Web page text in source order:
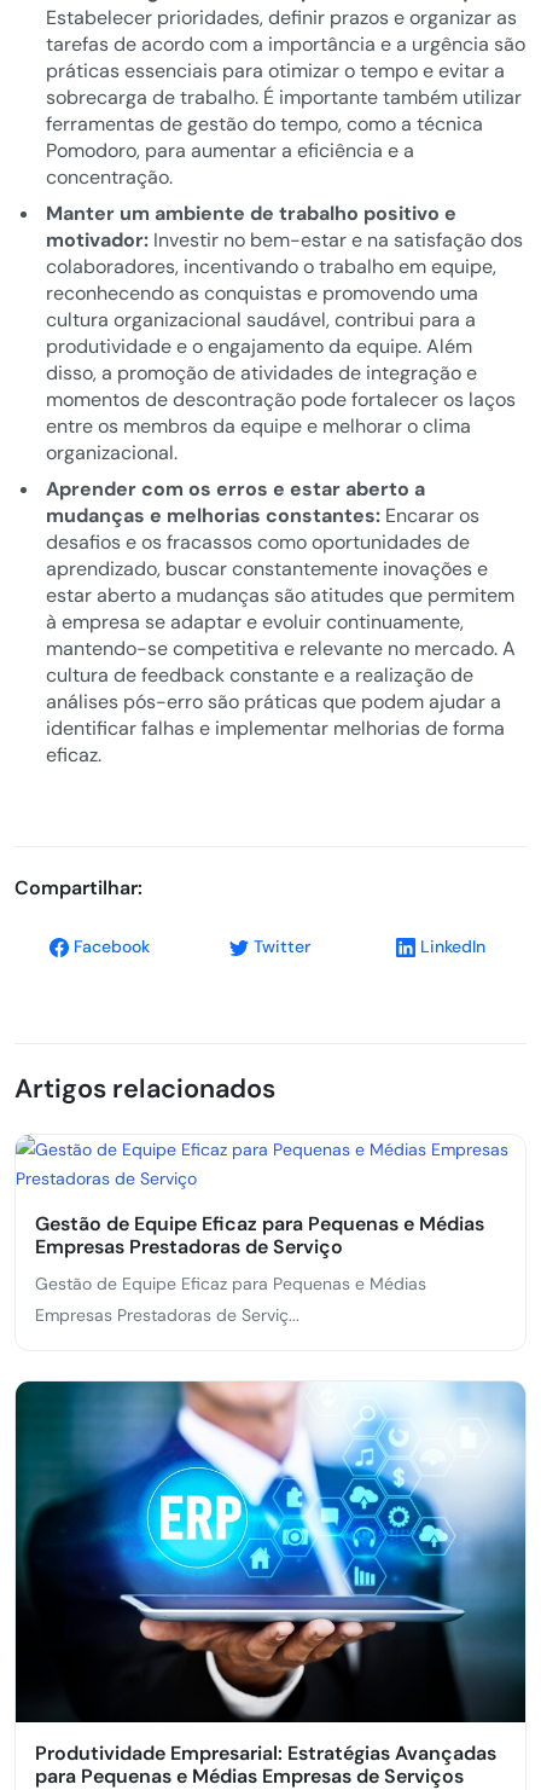
Estabelecer prioridades, definir prazos e organizar as
tarefas de acordo com a importância e a urgência são
práticas essenciais para otimizar o tempo e evitar a
sobrecarga de trabalho. É importante também utilizar
ferramentas de gestão do tempo, como a técnica
Pomodoro, para aumentar a eficiência e a
concentração.
Manter um ambiente de trabalho positivo e
motivador:Investir no bem-estar e na satisfação dos
colaboradores, incentivando o trabalho em equipe,
reconhecendo as conquistas e promovendo uma
cultura organizacional saudável, contribui para a
produtividade e o engajamento da equipe. Além
disso, a promoção de atividades de integração e
momentos de descontração pode fortalecer os laços
entre os membros da equipe e melhorar o clima
organizacional.
Aprender com os erros e estar aberto a
mudanças e melhorias constantes:Encarar os
desafios e os fracassos como oportunidades de
aprendizado, buscar constantemente inovações e
estar aberto a mudanças são atitudes que permitem
à empresa se adaptar e evoluir continuamente,
mantendo-se competitiva e relevante no mercado. A
cultura de feedback constante e a realização de
análises pós-erro são práticas que podem ajudar a
identificar falhas e implementar melhorias de forma
eficaz.
Compartilhar:
Facebook Twitter LinkedIn
Artigos relacionados
Gestão de Equipe Eficaz para Pequenas e Médias
Empresas Prestadoras de Serviço
Gestão de Equipe Eficaz para Pequenas e Médias
Empresas Prestadoras de Serviç...
Produtividade Empresarial: Estratégias Avançadas
para Pequenas e Médias Empresas de Serviços